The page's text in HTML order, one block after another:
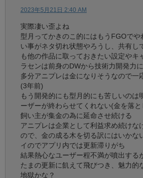
2023年5月21日 2:40 AM
実際凄い歪よね
型月ってかきのこ的にはもうFGOでや
い事がネタ切れ状態やろうし、共有し
も他の作品に取っておきたい設定やキ
ラセンは前身のDWから技術力開発力
多分アニプレは金になりそうなので一
(3年前)
もう開発的にも型月的にも苦しいのは
ーザーが終わらせてくれない(金を落
飼い主が集金の為に延命させ続ける
アニプレは企業として利益求め続けな
ので、金の成る木を切る訳にはいかな
イのでアプリ内では更新滞りがち
結果熱心なユーザー程不満が噴出する
たまの更新に飢えて飛びつき、魅力的
地獄かな？